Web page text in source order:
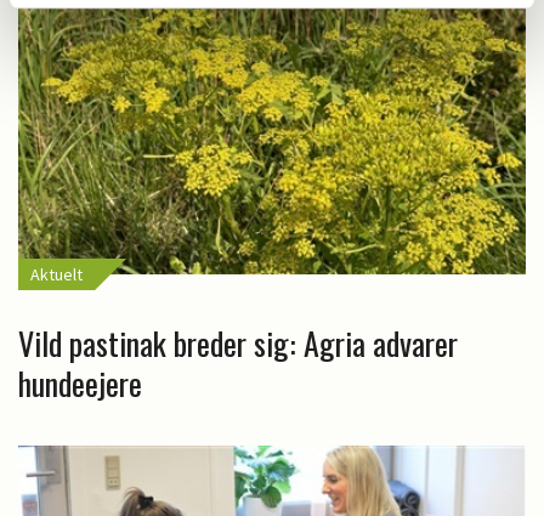
Aktuelt
Vild pastinak breder sig: Agria advarer
hundeejere